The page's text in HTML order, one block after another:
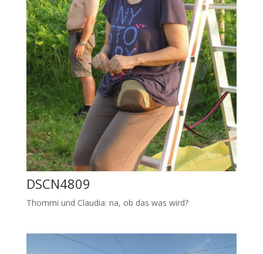
DSCN4809
Thommi und Claudia: na, ob das was wird?